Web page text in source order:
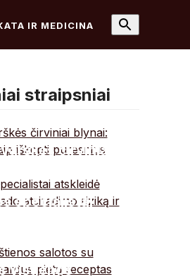
IR MEDICINA
straipsniai
čirviniai
specialistai
nuolatinio
vištienos